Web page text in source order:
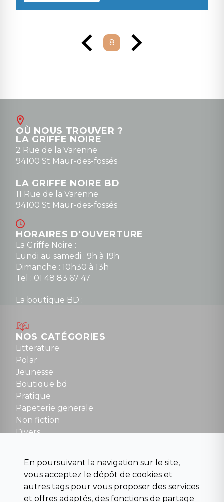
8
OÙ NOUS TROUVER ?
LA GRIFFE NOIRE
2 Rue de la Varenne
94100 St Maur-des-fossés
LA GRIFFE NOIRE BD
11 Rue de la Varenne
94100 St Maur-des-fossés
HORAIRES D'OUVERTURE
La Griffe Noire :
Lundi au samedi : 9h à 19h
Dimanche : 10h30 à 13h
Tel : 01 48 83 67 47
La boutique BD :
Mardi au samedi : 10h à 13h / 14h à 19h
Dimanche : 10h30 à 12h30
Tel : 01 48 89 13 88
Fermé le dimanche en Juillet et Août
NOUS CONTACTER
contact@la-griffe-noire.com
NOS CATÉGORIES
Litterature
Polar
Jeunesse
Boutique bd
Pratique
Papeterie generale
Non fiction
Divers
Para scolaire
Histoire
Pochoteque
En poursuivant la navigation sur le site,
vous acceptez le dépôt de cookies et
autres tags pour vous proposer des services
et offres adaptés, des fonctions de partage